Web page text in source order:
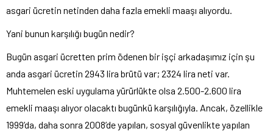
asgari ücretin netinden daha fazla emekli maaşı alıyordu.
Yani bunun karşılığı bugün nedir?
Bugün asgari ücretten prim ödenen bir işçi arkadaşımız için şu
anda asgari ücretin 2943 lira brütü var; 2324 lira neti var.
Muhtemelen eski uygulama yürürlükte olsa 2.500-2.600 lira
emekli maaşı alıyor olacaktı bugünkü karşılığıyla. Ancak, özellikle
1999’da, daha sonra 2008’de yapılan, sosyal güvenlikte yapılan